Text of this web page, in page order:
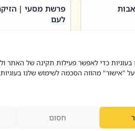
כדי לאפשר פעילות תקינה של האתר
"אישור" מהווה הסכמה לשימוש שלנו בעוגיות.
חסום
פרשת מסעי |
לעם
בשבת –